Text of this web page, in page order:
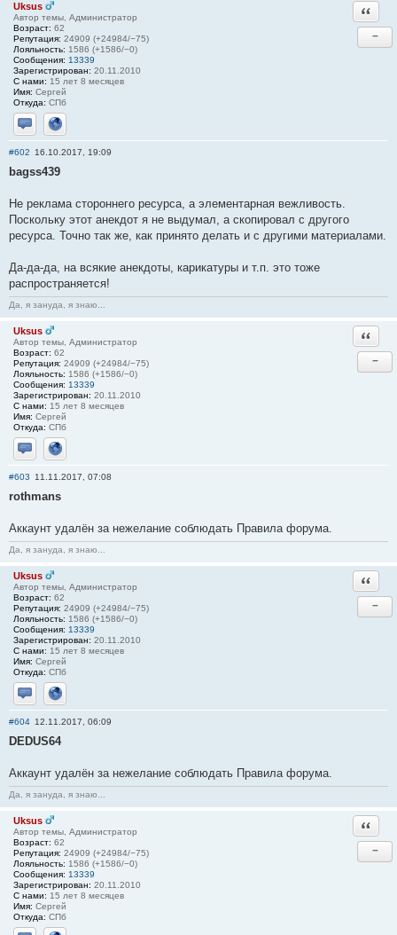
Uksus
Автор темы, Администратор
Возраст: 62
Репутация: 24909 (+24984/−75)
Лояльность: 1586 (+1586/−0)
Сообщения: 13339
Зарегистрирован: 20.11.2010
С нами: 15 лет 8 месяцев
Имя: Сергей
Откуда: СПб
Отправить личное сообщение
Сайт
−
#602 16.10.2017, 19:09
bagss439
Не реклама стороннего ресурса, а элементарная вежливость.
Поскольку этот анекдот я не выдумал, а скопировал с другого
ресурса. Точно так же, как принято делать и с другими материалами.
Да-да-да, на всякие анекдоты, карикатуры и т.п. это тоже
распространяется!
Да, я зануда, я знаю...
Uksus
Автор темы, Администратор
Возраст: 62
Репутация: 24909 (+24984/−75)
Лояльность: 1586 (+1586/−0)
Сообщения: 13339
Зарегистрирован: 20.11.2010
С нами: 15 лет 8 месяцев
Имя: Сергей
Откуда: СПб
Отправить личное сообщение
Сайт
−
#603 11.11.2017, 07:08
rothmans
Аккаунт удалён за нежелание соблюдать Правила форума.
Да, я зануда, я знаю...
Uksus
Автор темы, Администратор
Возраст: 62
Репутация: 24909 (+24984/−75)
Лояльность: 1586 (+1586/−0)
Сообщения: 13339
Зарегистрирован: 20.11.2010
С нами: 15 лет 8 месяцев
Имя: Сергей
Откуда: СПб
Отправить личное сообщение
Сайт
−
#604 12.11.2017, 06:09
DEDUS64
Аккаунт удалён за нежелание соблюдать Правила форума.
Да, я зануда, я знаю...
Uksus
Автор темы, Администратор
Возраст: 62
Репутация: 24909 (+24984/−75)
Лояльность: 1586 (+1586/−0)
Сообщения: 13339
Зарегистрирован: 20.11.2010
С нами: 15 лет 8 месяцев
Имя: Сергей
Откуда: СПб
−